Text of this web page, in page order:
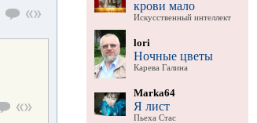
крови мало
Искусственный интеллект
lori
Ночные цветы
Карева Галина
Marka64
Я лист
Пьеха Стас